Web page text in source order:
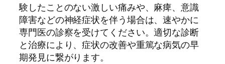
験したことのない激しい痛みや、麻痺、意識
障害などの神経症状を伴う場合は、速やかに
専門医の診察を受けてください。適切な診断
と治療により、症状の改善や重篤な病気の早
期発見に繋がります。